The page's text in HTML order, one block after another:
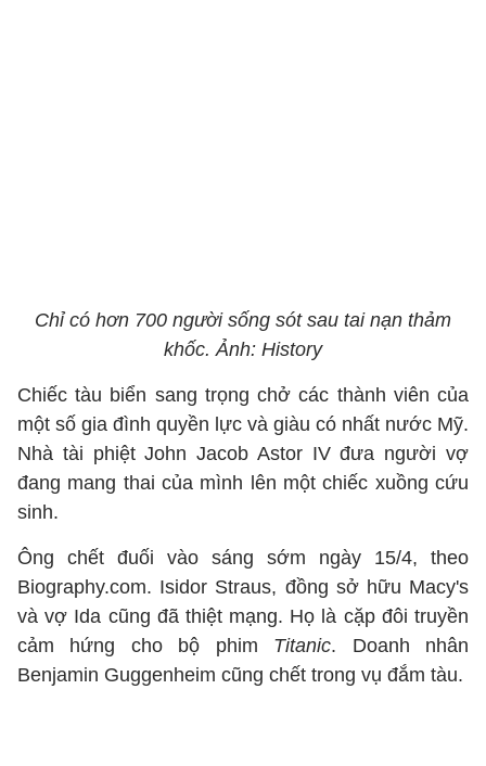
Chỉ có hơn 700 người sống sót sau tai nạn thảm
khốc. Ảnh: History
Chiếc tàu biển sang trọng chở các thành viên của
một số gia đình quyền lực và giàu có nhất nước Mỹ.
Nhà tài phiệt John Jacob Astor IV đưa người vợ
đang mang thai của mình lên một chiếc xuồng cứu
sinh.
Ông chết đuối vào sáng sớm ngày 15/4, theo
Biography.com. Isidor Straus, đồng sở hữu Macy's
và vợ Ida cũng đã thiệt mạng. Họ là cặp đôi truyền
cảm hứng cho bộ phim Titanic. Doanh nhân
Benjamin Guggenheim cũng chết trong vụ đắm tàu.